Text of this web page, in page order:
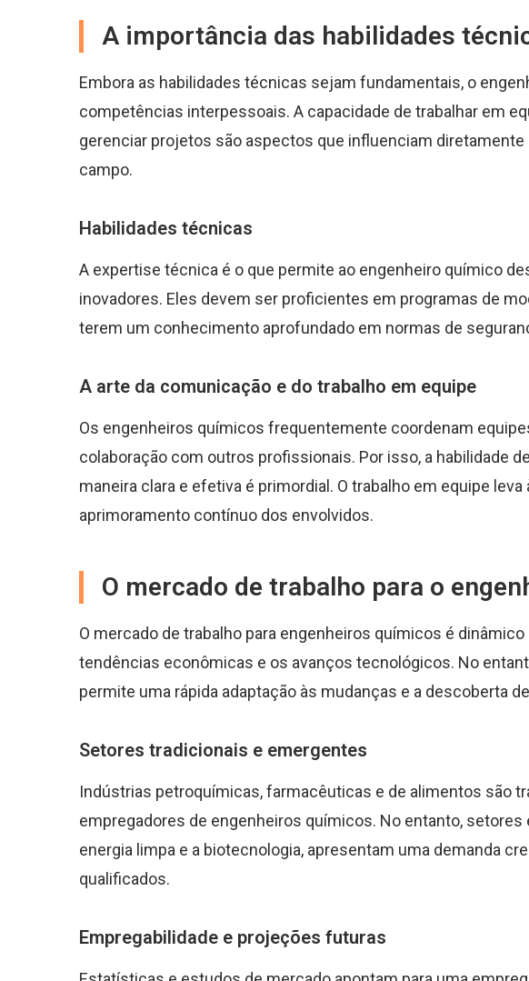
A importância das habilidades
Embora as habilidades técnicas sejam fundamentais, o
competências interpessoais. A capacidade de trabalhar em
gerenciar projetos são aspectos que influenciam
campo.
Habilidades técnicas
A expertise técnica é o que permite ao engenheiro químico
inovadores. Eles devem ser proficientes em programas de
terem um conhecimento aprofundado em normas de
A arte da comunicação e do trabalho em equipe
Os engenheiros químicos frequentemente coordenam
colaboração com outros profissionais. Por isso, a habilidade
maneira clara e efetiva é primordial. O trabalho em equipe
aprimoramento contínuo dos envolvidos.
O mercado de trabalho para o
O mercado de trabalho para engenheiros químicos é
tendências econômicas e os avanços tecnológicos. No
permite uma rápida adaptação às mudanças e a descoberta
Setores tradicionais e emergentes
Indústrias petroquímicas, farmacêuticas e de alimentos são
empregadores de engenheiros químicos. No entanto,
energia limpa e a biotecnologia, apresentam uma demanda
qualificados.
Empregabilidade e projeções futuras